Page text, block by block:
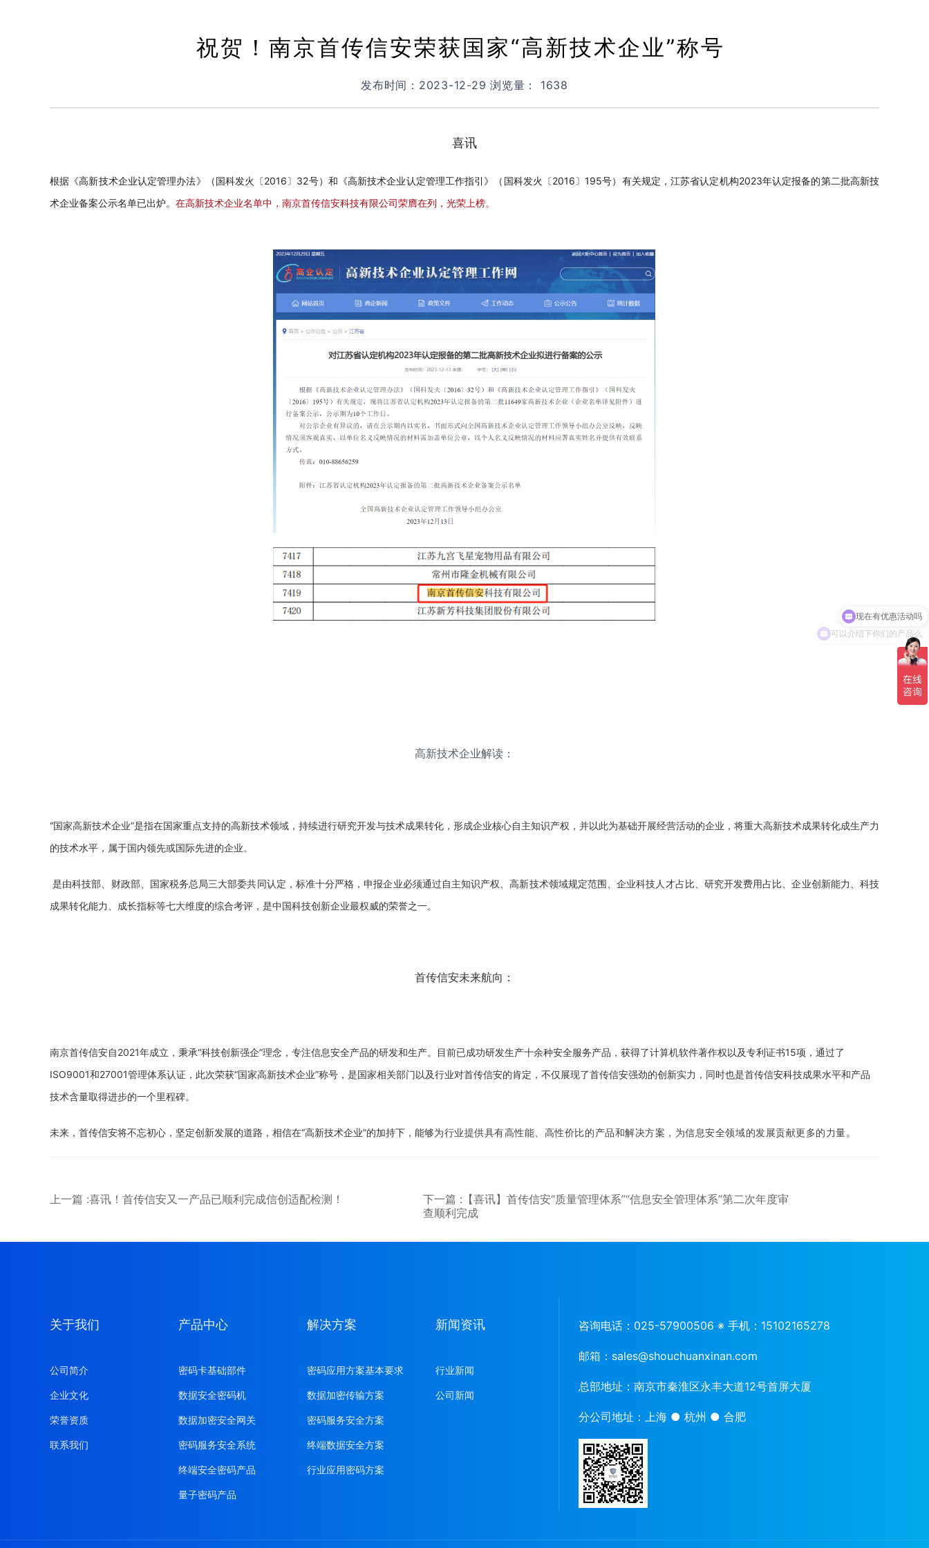
祝贺！南京首传信安荣获国家“高新技术企业”称号
发布时间：2023-12-29 浏览量： 1638
喜讯
根据《高新技术企业认定管理办法》（国科发火〔2016〕32号）和《高新技术企业认定管理工作指引》（国科发火〔2016〕195号）有关规定，江苏省认定机构2023年认定报备的第二批高新技
术企业备案公示名单已出炉。 在高新技术企业名单中， 南京首传信安科技有限公司荣膺在列，光荣上榜。
高新技术企业解读：
“国家高新技术企业”是指在国家重点支持的高新技术领域，持续进行研究开发与技术成果转化，形成企业核心自主知识产权，并以此为基础开展经营活动的企业， 将重大高新技术成果转化成生产力
的技术水平，属于国内领先或国际先进的企业。
是由科技部、财政部、国家税务总局三大部委共同认定，标准十分严格，申报企业必须通过自主知识产权、高新技术领域规定范围、企业科技人才占比、研究开发费用占比、企业创新能力、科技
成果转化能力、成长指标等七大维度的综合考评，是中国科技创新企业最权威的荣誉之一。
首传信安未来航向：
南京首传信安自2021年成立，秉承“科技创新强企”理念， 专注信息安全产品的研发和生产。目前已成功研发生产十余种安全服务产品，获得了计算机软件著作权以及专利证书15项， 通过了
ISO9001和27001管理体系认证 ， 此次荣获“国家高新技术企业”称号，是国家相关部门以及行业对首传信安的肯定，不仅展现了首传信安强劲的创新实力，同时也是首传信安科技成果水平和产品
技术含量取得进步的一个里程碑。
未来，首传信安将不忘初心，坚定创新发展的道路，相信在“高新技术企业”的加持下，能够为行业提供具有高性能、高性价比的产品和解决方案，为信息安全领域的发展贡献更多的力量。
上一篇 :喜讯！首传信安又一产品已顺利完成信创适配检测！
下一篇 :【喜讯】首传信安“质量管理体系”“信息安全管理体系”第二次年度审
查顺利完成
关于我们
公司简介
企业文化
荣誉资质
联系我们
产品中心
密码卡基础部件
数据安全密码机
数据加密安全网关
密码服务安全系统
终端安全密码产品
量子密码产品
解决方案
密码应用方案基本要求
数据加密传输方案
密码服务安全方案
终端数据安全方案
行业应用密码方案
新闻资讯
行业新闻
公司新闻
咨询电话： 025-57900506 ※ 手机：15102165278
邮箱： sales@shouchuanxinan.com
总部地址： 南京市秦淮区永丰大道12号首屏大厦
分公司地址： 上海 ● 杭州 ● 合肥
可以介绍下你们的产品么